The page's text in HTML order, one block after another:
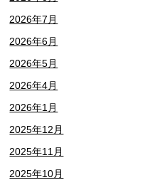
2026年7月
2026年6月
2026年5月
2026年4月
2026年1月
2025年12月
2025年11月
2025年10月